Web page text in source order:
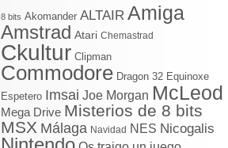
8 bits Akomander ALTAIR Amiga
Amstrad Atari Chemastrad
Ckultur Clipman
Commodore Dragon 32 Equinoxe
Espetero Imsai Joe Morgan McLeod
Mega Drive Misterios de 8 bits
MSX Málaga Navidad NES Nicogalis